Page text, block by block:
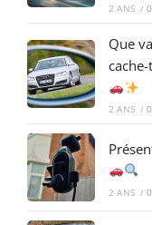
2 ANS /
Que
2 ANS /
2 ANS /